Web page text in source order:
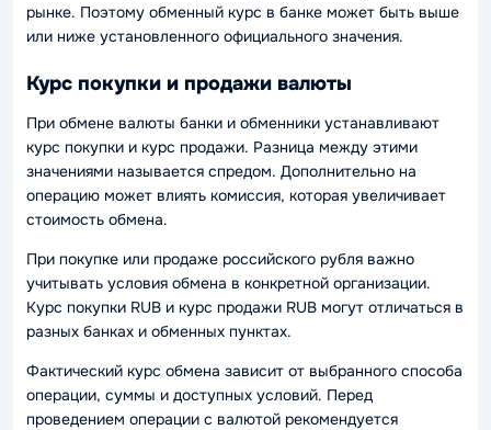
рынке. Поэтому обменный курс в банке может быть выше
или ниже установленного официального значения.
Курс покупки и продажи валюты
При обмене валюты банки и обменники устанавливают
курс покупки и курс продажи. Разница между этими
значениями называется спредом. Дополнительно на
операцию может влиять комиссия, которая увеличивает
стоимость обмена.
При покупке или продаже российского рубля важно
учитывать условия обмена в конкретной организации.
Курс покупки RUB и курс продажи RUB могут отличаться в
разных банках и обменных пунктах.
Фактический курс обмена зависит от выбранного способа
операции, суммы и доступных условий. Перед
проведением операции с валютой рекомендуется